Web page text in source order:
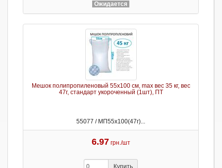
Ожидается
Мешок полипропиленовый 55х100 см, max вес 35 кг, вес
47г, стандарт укороченный (1шт), ПТ
55077 / МП55х100(47г)...
6.97 грн./шт
Купить